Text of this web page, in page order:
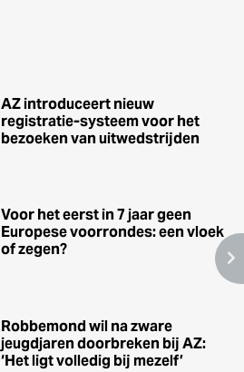
AZ introduceert nieuw
registratie-systeem voor het
bezoeken van uitwedstrijden
Voor het eerst in 7 jaar geen
Europese voorrondes: een vloek
of zegen?
Robbemond wil na zware
jeugdjaren doorbreken bij AZ:
‘Het ligt volledig bij mezelf’